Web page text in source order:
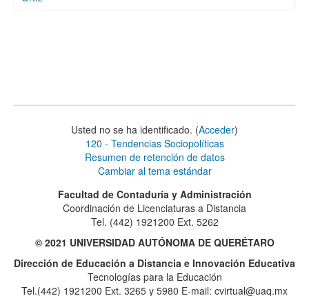
Usted no se ha identificado. (Acceder)
120 - Tendencias Sociopolíticas
Resumen de retención de datos
Cambiar al tema estándar
Facultad de Contaduría y Administración
Coordinación de Licenciaturas a Distancia
Tel. (442) 1921200 Ext. 5262
© 2021 UNIVERSIDAD AUTÓNOMA DE QUERÉTARO
Dirección de Educación a Distancia e Innovación Educativa
Tecnologías para la Educación
Tel.(442) 1921200 Ext. 3265 y 5980 E-mail: cvirtual@uaq.mx